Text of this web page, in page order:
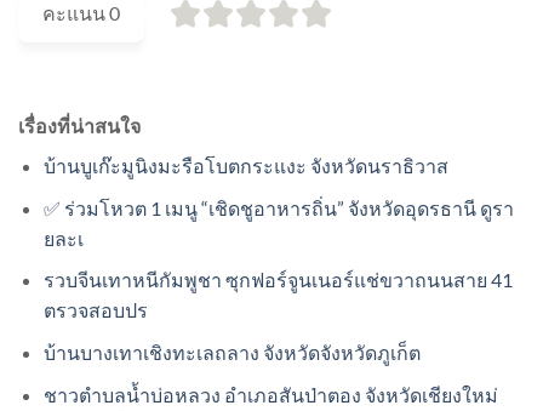
คะแนน0
เรื่องที่น่าสนใจ
บ้านบูเก๊ะมูนิงมะรือโบตกระแงะ จังหวัดนราธิวาส
✅ ร่วมโหวต 1 เมนู “เชิดชูอาหารถิ่น” จังหวัดอุดรธานี ดูรา
ยละเ
รวบจีนเทาหนีกัมพูชา ซุกฟอร์จูนเนอร์แช่ขวาถนนสาย 41
ตรวจสอบปร
บ้านบางเทาเชิงทะเลถลาง จังหวัดจังหวัดภูเก็ต
ชาวตำบลน้ำบ่อหลวง อำเภอสันป่าตอง จังหวัดเชียงใหม่